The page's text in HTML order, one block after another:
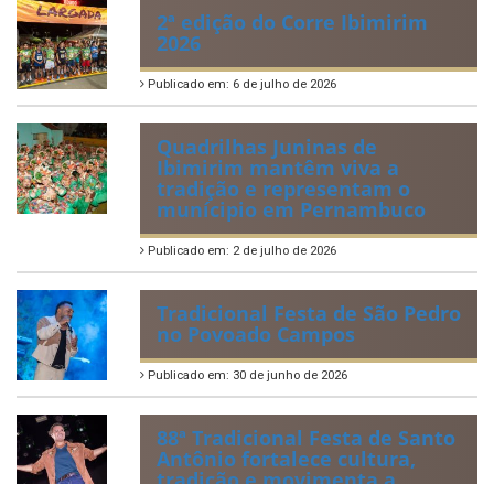
2ª edição do Corre Ibimirim
2026
Publicado em: 6 de julho de 2026
Quadrilhas Juninas de
Ibimirim mantêm viva a
tradição e representam o
munícipio em Pernambuco
Publicado em: 2 de julho de 2026
Tradicional Festa de São Pedro
no Povoado Campos
Publicado em: 30 de junho de 2026
88ª Tradicional Festa de Santo
Antônio fortalece cultura,